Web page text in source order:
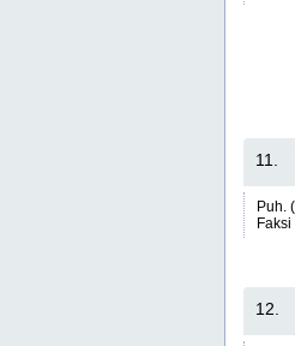
11.
Puh.
12.